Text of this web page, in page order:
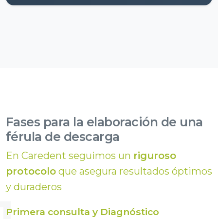
Fases para la elaboración de una
férula de descarga
En Caredent seguimos un riguroso
protocolo que asegura resultados óptimos
y duraderos
Primera consulta y Diagnóstico